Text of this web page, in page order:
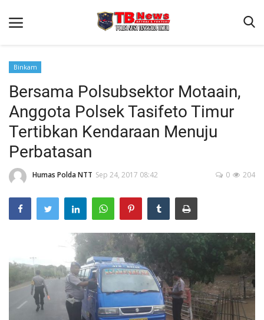
Beranda
Binkam
Terms & Conditions
Reskrim
Lantas
Polisi Kita
Mitra Polisi
Link Polda NTT
Binkam
Bersama Polsubsektor Motaain,
Anggota Polsek Tasifeto Timur
Tertibkan Kendaraan Menuju
Perbatasan
Humas Polda NTT Sep 24, 2017 08:42 204
0